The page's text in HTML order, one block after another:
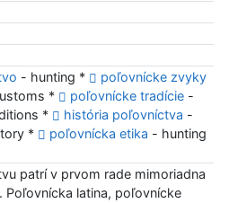
- hunting *
poľovnícke zvyky
*
poľovnícke tradície-
*
história poľovníctva -
*
poľovnícka etika - hunting
patrí v prvom rade mimoriadna
Poľovnícka latina, poľovnícke